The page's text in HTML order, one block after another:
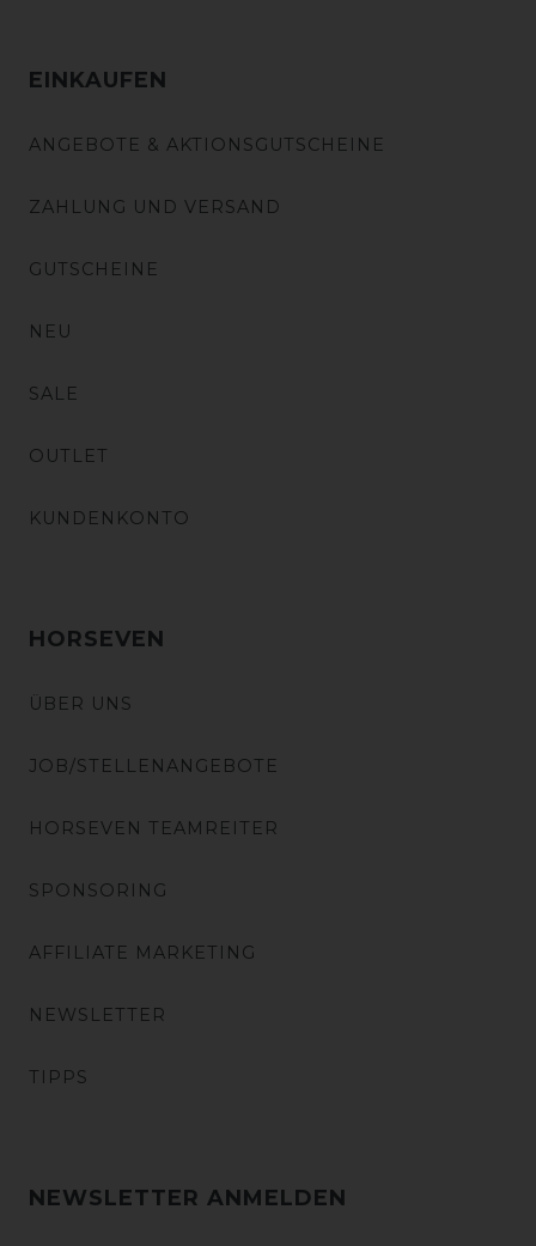
EINKAUFEN
ANGEBOTE & AKTIONSGUTSCHEINE
ZAHLUNG UND VERSAND
GUTSCHEINE
NEU
SALE
OUTLET
KUNDENKONTO
HORSEVEN
ÜBER UNS
JOB/STELLENANGEBOTE
HORSEVEN TEAMREITER
SPONSORING
AFFILIATE MARKETING
NEWSLETTER
TIPPS
NEWSLETTER ANMELDEN